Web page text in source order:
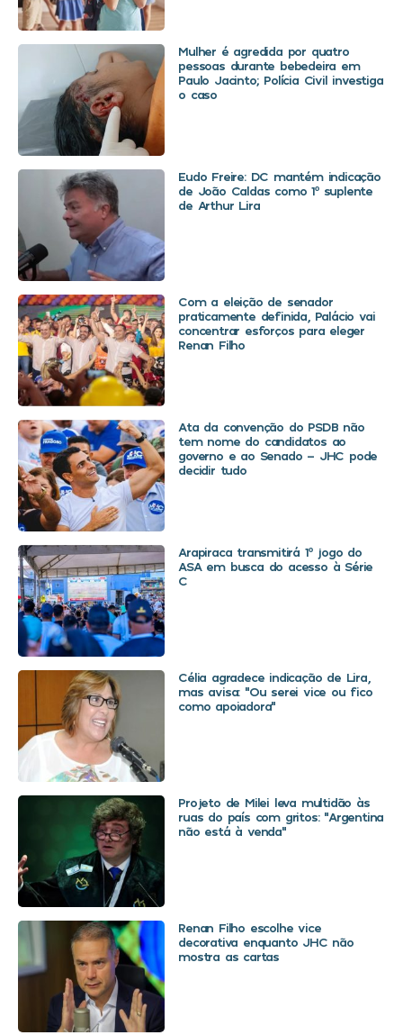
Mulher é agredida por quatro
pessoas durante bebedeira em
Paulo Jacinto; Polícia Civil investiga
o caso
Eudo Freire: DC mantém indicação
de João Caldas como 1º suplente
de Arthur Lira
Com a eleição de senador
praticamente definida, Palácio vai
concentrar esforços para eleger
Renan Filho
Ata da convenção do PSDB não
tem nome do candidatos ao
governo e ao Senado – JHC pode
decidir tudo
Arapiraca transmitirá 1º jogo do
ASA em busca do acesso à Série
C
Célia agradece indicação de Lira,
mas avisa: “Ou serei vice ou fico
como apoiadora”
Projeto de Milei leva multidão às
ruas do país com gritos: “Argentina
não está à venda”
Renan Filho escolhe vice
decorativa enquanto JHC não
mostra as cartas